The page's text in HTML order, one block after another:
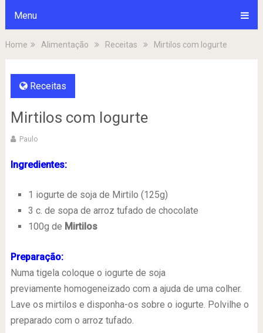
Menu
Home Alimentação Receitas Mirtilos com Iogurte
Receitas
Mirtilos com Iogurte
Paulo
Ingredientes:
1 iogurte de soja de Mirtilo (125g)
3 c. de sopa de arroz tufado de chocolate
100g de Mirtilos
Preparação:
Numa tigela coloque o iogurte de soja
previamente homogeneizado com a ajuda de uma colher.
Lave os mirtilos e disponha-os sobre o iogurte. Polvilhe o
preparado com o arroz tufado.